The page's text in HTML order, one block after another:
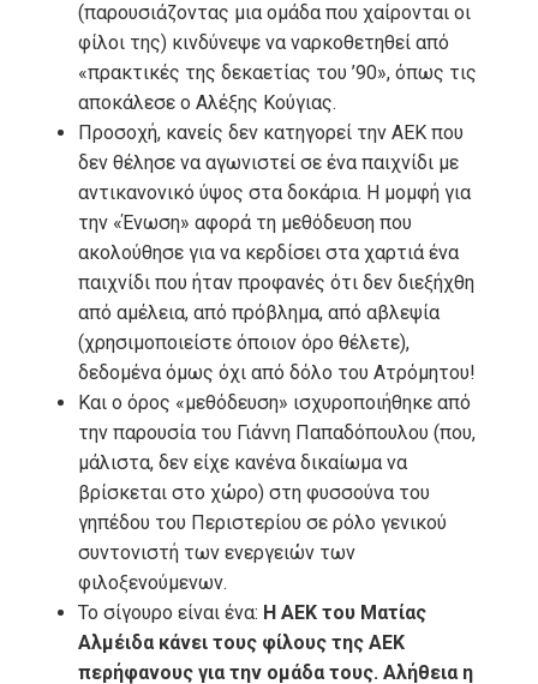
(παρουσιάζοντας μια ομάδα που χαίρονται οι
φίλοι της) κινδύνεψε να ναρκοθετηθεί από
«πρακτικές της δεκαετίας του ’90», όπως τις
αποκάλεσε ο Αλέξης Κούγιας.
Προσοχή, κανείς δεν κατηγορεί την ΑΕΚ που
δεν θέλησε να αγωνιστεί σε ένα παιχνίδι με
αντικανονικό ύψος στα δοκάρια. Η μομφή για
την «Ένωση» αφορά τη μεθόδευση που
ακολούθησε για να κερδίσει στα χαρτιά ένα
παιχνίδι που ήταν προφανές ότι δεν διεξήχθη
από αμέλεια, από πρόβλημα, από αβλεψία
(χρησιμοποιείστε όποιον όρο θέλετε),
δεδομένα όμως όχι από δόλο του Ατρόμητου!
Και ο όρος «μεθόδευση» ισχυροποιήθηκε από
την παρουσία του Γιάννη Παπαδόπουλου (που,
μάλιστα, δεν είχε κανένα δικαίωμα να
βρίσκεται στο χώρο) στη φυσσούνα του
γηπέδου του Περιστερίου σε ρόλο γενικού
συντονιστή των ενεργειών των
φιλοξενούμενων.
Το σίγουρο είναι ένα: Η ΑΕΚ του Ματίας
Αλμέιδα κάνει τους φίλους της ΑΕΚ
περήφανους για την ομάδα τους. Αλήθεια η